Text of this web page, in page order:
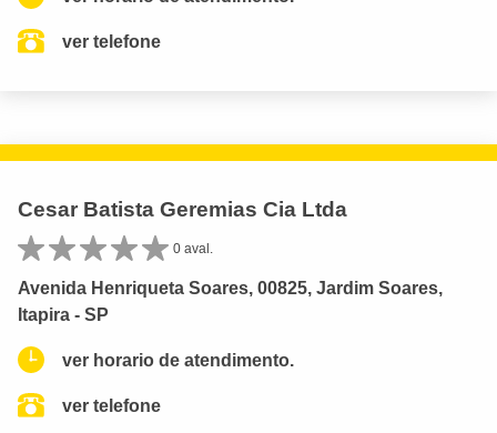
ver telefone
Cesar Batista Geremias Cia Ltda
0 aval.
Avenida Henriqueta Soares, 00825, Jardim Soares,
Itapira - SP
ver horario de atendimento.
ver telefone